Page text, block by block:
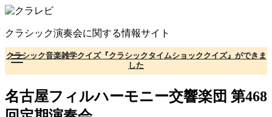
コ
テ
ン
ツ
へ
移
動
クラシック演奏会に関する情報サイト
クラシック音楽雑学クイズ『クラシックタイムショッククイズ』ができま
した
名古屋フィルハーモニー交響楽団 第468